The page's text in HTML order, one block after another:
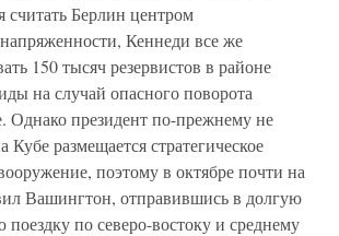
Берлин центром
Кеннеди все же
150 тысяч резервистов в районе
на случай опасного поворота
Однако президент по-прежнему не
Кубе размещается стратегическое
поэтому в октябре почти на
Вашингтон, отправившись в долгую
по северо-востоку и среднему